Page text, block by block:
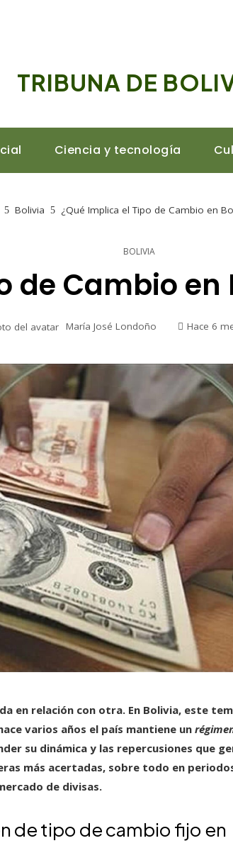
TRIBUNA DE
Ciencia y tecnología
Bolivia ¿Qué Implica el Tipo de Cambio en
BOLIVIA
de Cambio
María José Londoño Hace 6
en relación con otra. En Bolivia, este
varios años el país mantiene un
su dinámica y las repercusiones que
más acertadas, sobre todo en
de divisas.
de tipo de cambio fijo en